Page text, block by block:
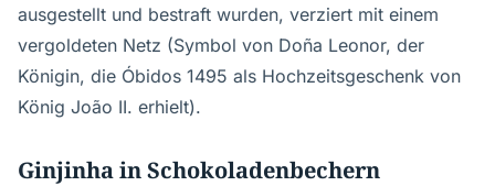
ausgestellt und bestraft wurden, verziert mit einem
vergoldeten Netz (Symbol von Doña Leonor, der
Königin, die Óbidos 1495 als Hochzeitsgeschenk von
König João II. erhielt).
Ginjinha in Schokoladenbechern